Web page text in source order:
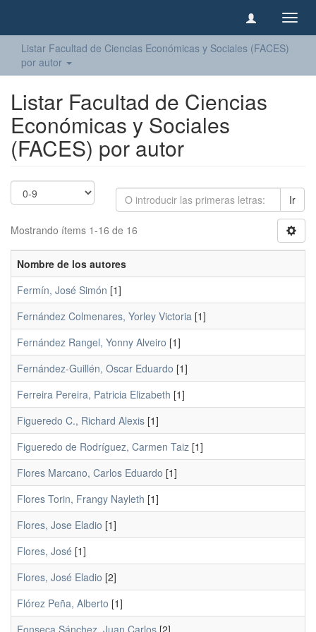
Listar Facultad de Ciencias Económicas y Sociales (FACES)
por autor
Listar Facultad de Ciencias
Económicas y Sociales
(FACES) por autor
Ir
Mostrando ítems 1-16 de 16
Nombre de los autores
Fermín, José Simón [1]
Fernández Colmenares, Yorley Victoria [1]
Fernández Rangel, Yonny Alveiro [1]
Fernández-Guillén, Oscar Eduardo [1]
Ferreira Pereira, Patricia Elizabeth [1]
Figueredo C., Richard Alexis [1]
Figueredo de Rodríguez, Carmen Taiz [1]
Flores Marcano, Carlos Eduardo [1]
Flores Torin, Frangy Nayleth [1]
Flores, Jose Eladio [1]
Flores, José [1]
Flores, José Eladio [2]
Flórez Peña, Alberto [1]
Fonseca Sánchez, Juan Carlos [2]